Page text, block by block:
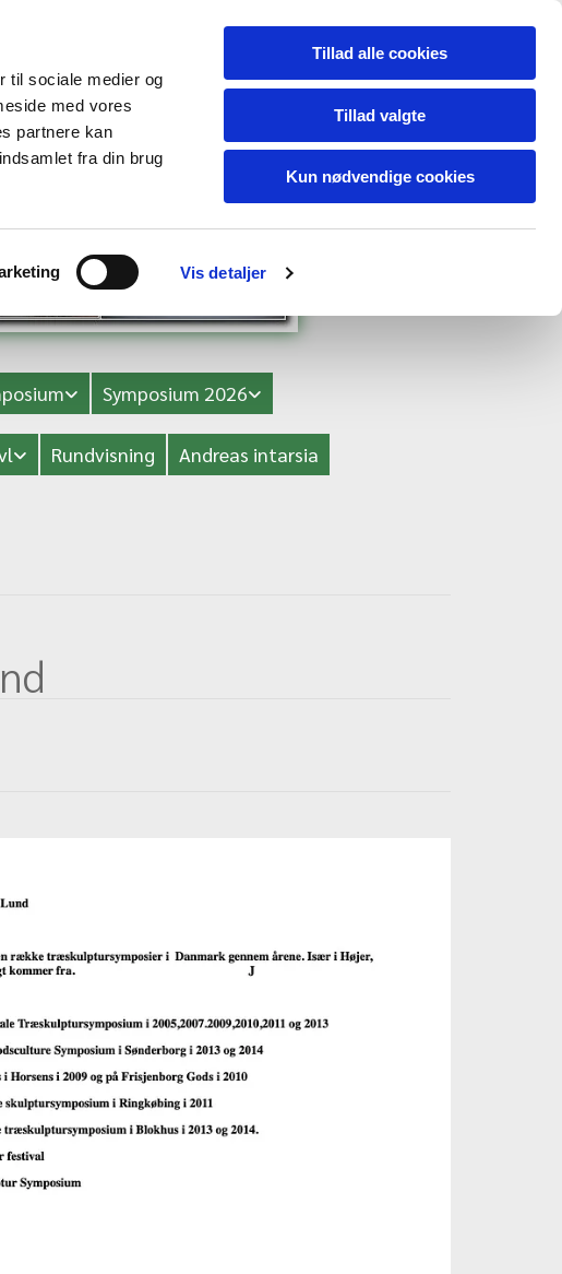
til sociale medier og
med vores
partnere kan
fra din brug
Vis detaljer
Tillad alle cookies
Tillad valgte
Kun nødvendige cookies
Symposium 2026
Rundvisning Andreas intarsia